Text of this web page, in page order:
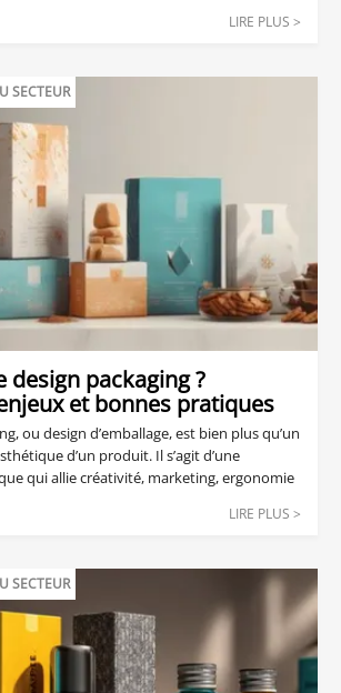
et l’expérience client. Dans un marché
et réglementaires, comprendre les
est indispensable pour toute entreprise
Voici les cinq fonctions
détaillées et optimisées pour
actuels.
LIRE PLUS >
SECTEUR
design packaging ?
et bonnes pratiques
ou design d’emballage, est bien plus qu’un
d’un produit. Il s’agit d’une
qui allie créativité, marketing, ergonomie
le packaging est souvent le premier point
la perception du produit, l’acte d’achat
LIRE PLUS >
SECTEUR